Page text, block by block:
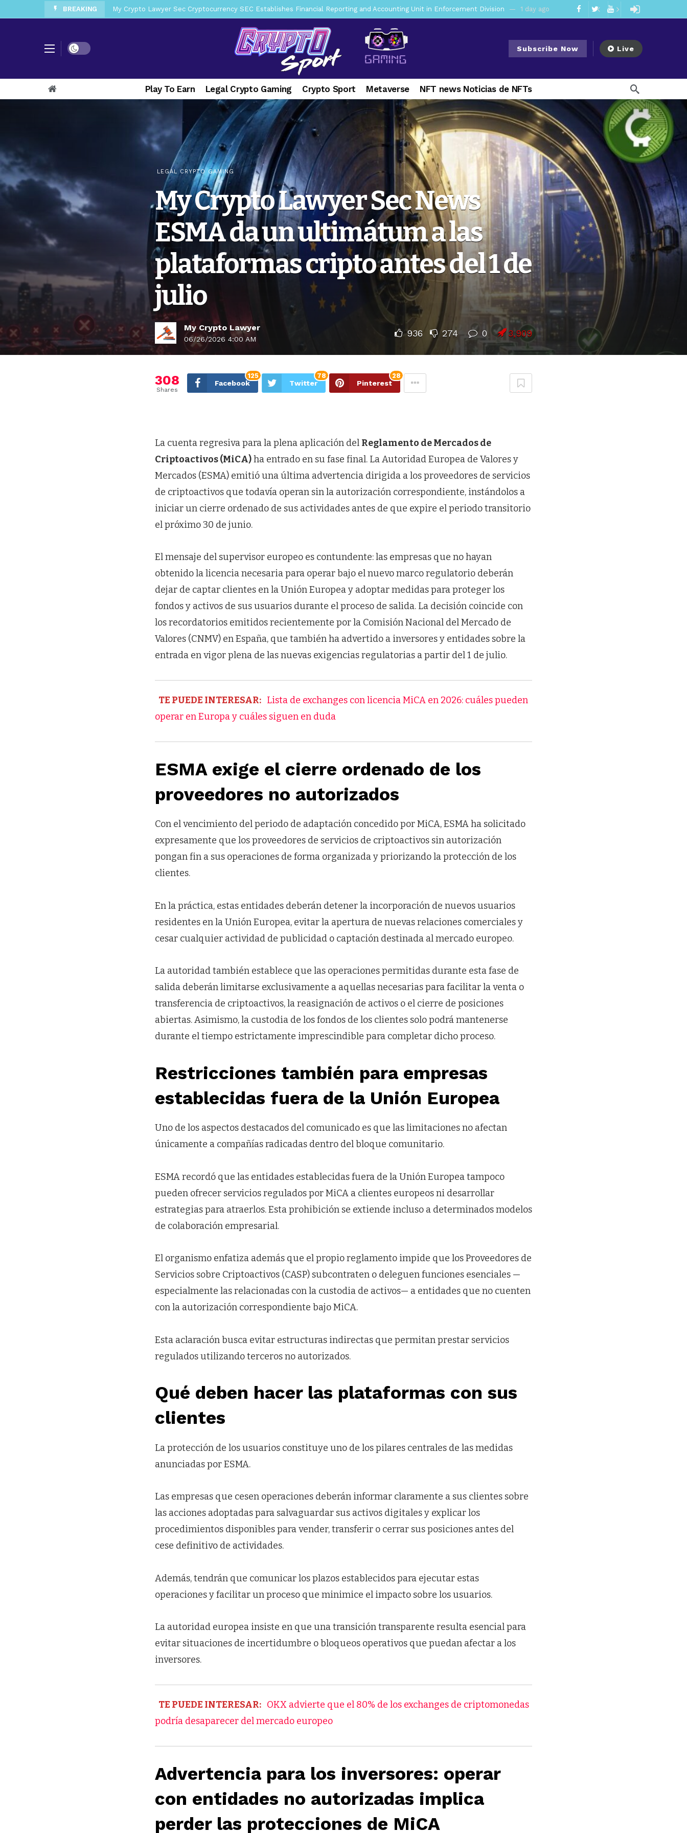
BREAKING My Crypto Lawyer Sec News Tres hombres son acusados de planear un robo de Bitcoin 2 days ago
My Crypto Lawyer Sec News Cynthia Lummis sets Trump condition for CLARITY Act passage
My Crypto Lawyer Sec News Rusia envía a prisión al fundador de BitRiver por presunto fraude
My Crypto Lawyer Sec Cryptocurrency SEC Announces Continuation of Small Business Advisory Committee Meeting
1 week ago
My Crypto Lawyer Sec News XRP price forecast ahead of CLARITY Act vote next week 1 week ago
My Crypto Lawyer Sec News Europa pone en jaque a Polymarket y Kalshi por su modelo de negocio
My Crypto Lawyer Sec News XRP Ledger adoption accelerates as Ripple receives full EU MiCA license 21 hours ago
Dark mode Subscribe Now Live
Play To Earn Legal Crypto Gaming Crypto Sport Metaverse NFT news Noticias de NFTs
LEGAL CRYPTO GAMING
My Crypto Lawyer Sec News
ESMA da un ultimátum a las
plataformas cripto antes del 1 de
julio
My Crypto Lawyer
06/26/2026 4:00 AM
936 274 0 3,909
308
Shares
Facebook
125
Twitter
78
Pinterest
28
La cuenta regresiva para la plena aplicación del Reglamento de Mercados de
Criptoactivos (MiCA)ha entrado en su fase final. La Autoridad Europea de Valores y
Mercados (ESMA) emitió una última advertencia dirigida a los proveedores de servicios
de criptoactivos que todavía operan sin la autorización correspondiente, instándolos a
iniciar un cierre ordenado de sus actividades antes de que expire el periodo transitorio
el próximo 30 de junio.
El mensaje del supervisor europeo es contundente: las empresas que no hayan
obtenido la licencia necesaria para operar bajo el nuevo marco regulatorio deberán
dejar de captar clientes en la Unión Europea y adoptar medidas para proteger los
fondos y activos de sus usuarios durante el proceso de salida. La decisión coincide con
los recordatorios emitidos recientemente por la Comisión Nacional del Mercado de
Valores (CNMV) en España, que también ha advertido a inversores y entidades sobre la
entrada en vigor plena de las nuevas exigencias regulatorias a partir del 1 de julio.
TE PUEDE INTERESAR: Lista de exchanges con licencia MiCA en 2026: cuáles pueden
operar en Europa y cuáles siguen en duda
ESMA exige el cierre ordenado de los
proveedores no autorizados
Con el vencimiento del periodo de adaptación concedido por MiCA, ESMA ha solicitado
expresamente que los proveedores de servicios de criptoactivos sin autorización
pongan fin a sus operaciones de forma organizada y priorizando la protección de los
clientes.
En la práctica, estas entidades deberán detener la incorporación de nuevos usuarios
residentes en la Unión Europea, evitar la apertura de nuevas relaciones comerciales y
cesar cualquier actividad de publicidad o captación destinada al mercado europeo.
La autoridad también establece que las operaciones permitidas durante esta fase de
salida deberán limitarse exclusivamente a aquellas necesarias para facilitar la venta o
transferencia de criptoactivos, la reasignación de activos o el cierre de posiciones
abiertas. Asimismo, la custodia de los fondos de los clientes solo podrá mantenerse
durante el tiempo estrictamente imprescindible para completar dicho proceso.
Restricciones también para empresas
establecidas fuera de la Unión Europea
Uno de los aspectos destacados del comunicado es que las limitaciones no afectan
únicamente a compañías radicadas dentro del bloque comunitario.
ESMA recordó que las entidades establecidas fuera de la Unión Europea tampoco
pueden ofrecer servicios regulados por MiCA a clientes europeos ni desarrollar
estrategias para atraerlos. Esta prohibición se extiende incluso a determinados modelos
de colaboración empresarial.
El organismo enfatiza además que el propio reglamento impide que los Proveedores de
Servicios sobre Criptoactivos (CASP) subcontraten o deleguen funciones esenciales —
especialmente las relacionadas con la custodia de activos— a entidades que no cuenten
con la autorización correspondiente bajo MiCA.
Esta aclaración busca evitar estructuras indirectas que permitan prestar servicios
regulados utilizando terceros no autorizados.
Qué deben hacer las plataformas con sus
clientes
La protección de los usuarios constituye uno de los pilares centrales de las medidas
anunciadas por ESMA.
Las empresas que cesen operaciones deberán informar claramente a sus clientes sobre
las acciones adoptadas para salvaguardar sus activos digitales y explicar los
procedimientos disponibles para vender, transferir o cerrar sus posiciones antes del
cese definitivo de actividades.
Además, tendrán que comunicar los plazos establecidos para ejecutar estas
operaciones y facilitar un proceso que minimice el impacto sobre los usuarios.
La autoridad europea insiste en que una transición transparente resulta esencial para
evitar situaciones de incertidumbre o bloqueos operativos que puedan afectar a los
inversores.
TE PUEDE INTERESAR: OKX advierte que el 80% de los exchanges de criptomonedas
podría desaparecer del mercado europeo
Advertencia para los inversores: operar
con entidades no autorizadas implica
perder las protecciones de MiCA